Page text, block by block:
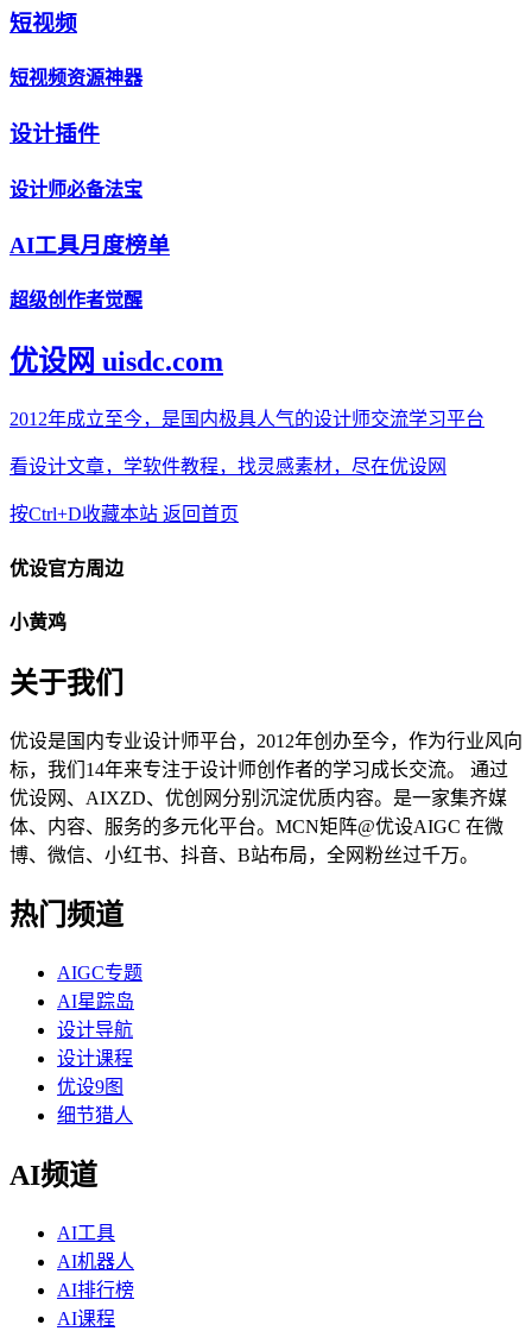
短视频
短视频资源神器
设计插件
设计师必备法宝
AI工具月度榜单
超级创作者觉醒
优设网 uisdc.com
2012年成立至今，是国内极具人气的设计师交流学习平台
看设计文章，学软件教程，找灵感素材，尽在优设网
按Ctrl+D收藏本站 返回首页
优设官方周边
小黄鸡
关于我们
优设是国内专业设计师平台，2012年创办至今，作为行业风向
标，我们14年来专注于设计师创作者的学习成长交流。 通过
优设网、AIXZD、优创网分别沉淀优质内容。是一家集齐媒
体、内容、服务的多元化平台。MCN矩阵@优设AIGC 在微
博、微信、小红书、抖音、B站布局，全网粉丝过千万。
热门频道
AIGC专题
AI星踪岛
设计导航
设计课程
优设9图
细节猎人
AI频道
AI工具
AI机器人
AI排行榜
AI课程